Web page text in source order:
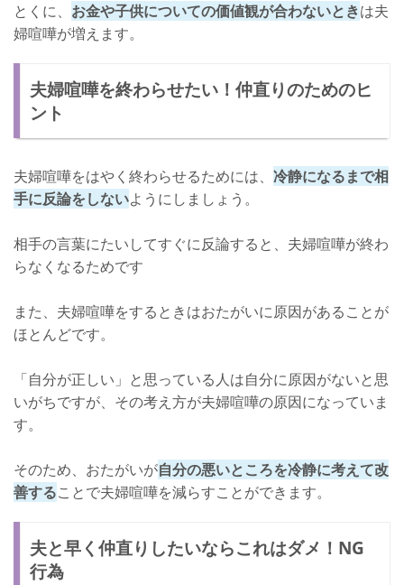
とくに、 お金や子供についての価値観が合わないときは夫
婦喧嘩が増えます。
夫婦喧嘩を終わらせたい！仲直りのためのヒ
ント
夫婦喧嘩をはやく終わらせるためには、 冷静になるまで相
手に反論をしないようにしましょう。
相手の言葉にたいしてすぐに反論すると、夫婦喧嘩が終わ
らなくなるためです
また、夫婦喧嘩をするときはおたがいに原因があることが
ほとんどです。
「自分が正しい」と思っている人は自分に原因がないと思
いがちですが、その考え方が夫婦喧嘩の原因になっていま
す。
そのため、おたがいが自分の悪いところを冷静に考えて改
善することで夫婦喧嘩を減らすことができます。
夫と早く仲直りしたいならこれはダメ！NG
行為